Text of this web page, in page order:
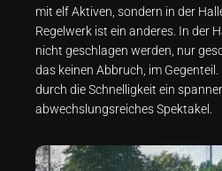
mit elf Aktiven, sondern in der
Regelwerk ist ein anderes. In der
nicht geschlagen werden, nur
das keinen Abbruch, im Gegenteil.
durch die Schnelligkeit ein
abwechslungsreiches Spektakel.